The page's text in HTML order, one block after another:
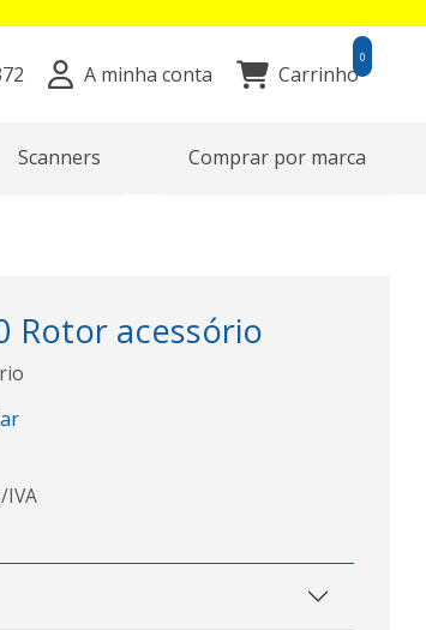
A minha conta Carrinho
0
Scanners Comprar por marca
Rotor acessório
IVA